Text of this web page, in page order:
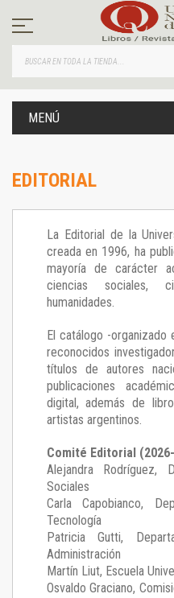
contenido
MENÚ
EDITORIAL
La Editorial de la
creada en 1996, ha
mayoría de carácter
ciencias sociales,
humanidades.
El catálogo -organizado
reconocidos
títulos de autores
publicaciones
digital, además de
artistas argentinos.
Comité Editorial
Alejandra Rodríguez,
Sociales
Carla Capobianco,
Tecnología
Patricia Gutti,
Administración
Martín Liut, Escuela
Osvaldo Graciano,